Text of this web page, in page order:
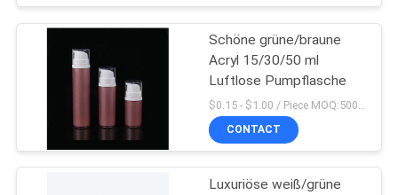
Kosmetische
kompakte Behälter
15
Schöne grüne/braune
Acryl 15/30/50 ml
Luftlose Pumpflasche
CONTACT
Luxuriöse weiß/grüne